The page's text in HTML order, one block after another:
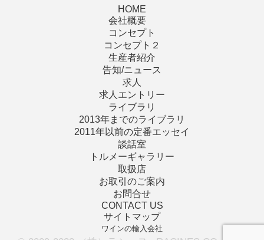
HOME
会社概要
コンセプト
コンセプト２
生産者紹介
告知/ニュース
求人
求人エントリー
ライブラリ
2013年までのライブラリ
2011年以前の定番エッセイ
談話室
トルメーギャラリー
取扱店
お取引のご案内
お問合せ
CONTACT US
サイトマップ
ワインの輸入会社